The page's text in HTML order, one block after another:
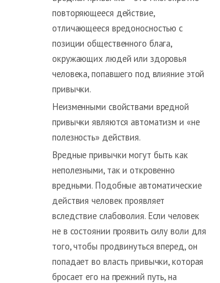
повторяющееся действие,
отличающееся вредоносностью с
позиции общественного блага,
окружающих людей или здоровья
человека, попавшего под влияние этой
привычки.
Неизменными свойствами вредной
привычки являются автоматизм и «не
полезность» действия.
Вредные привычки могут быть как
неполезными, так и откровенно
вредными. Подобные автоматические
действия человек проявляет
вследствие слабоволия. Если человек
не в состоянии проявить силу воли для
того, чтобы продвинуться вперед, он
попадает во власть привычки, которая
бросает его на прежний путь, на